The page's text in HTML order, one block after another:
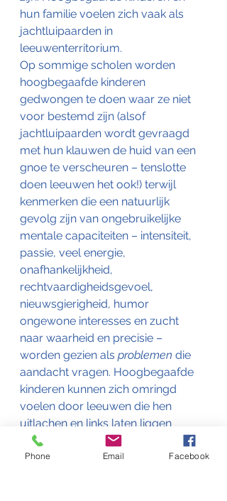
hun familie voelen zich vaak als
jachtluipaarden in
leeuwenterritorium.
Op sommige scholen worden
hoogbegaafde kinderen
gedwongen te doen waar ze niet
voor bestemd zijn (alsof
jachtluipaarden wordt gevraagd
met hun klauwen de huid van een
gnoe te verscheuren – tenslotte
doen leeuwen het ook!) terwijl
kenmerken die een natuurlijk
gevolg zijn van ongebruikelijke
mentale capaciteiten – intensiteit,
passie, veel energie,
onafhankelijkheid,
rechtvaardigheidsgevoel,
nieuwsgierigheid, humor
ongewone interesses en zucht
naar waarheid en precisie –
worden gezien als problemen die
aandacht vragen. Hoogbegaafde
kinderen kunnen zich omringd
voelen door leeuwen die hen
uitlachen en links laten liggen
vanwege hun anders zijn, die zelfs
hun benen kunnen breken of hen
Phone Email Facebook